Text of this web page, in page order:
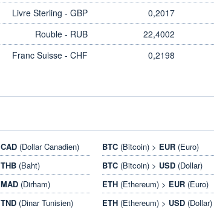
Livre Sterling - GBP 0,2017
Rouble - RUB 22,4002
Franc Suisse - CHF 0,2198
CAD(Dollar Canadien)
THB(Baht)
MAD(Dirham)
TND(Dinar Tunisien)
BTC (Bitcoin) > EUR (Euro)
BTC (Bitcoin) > USD (Dollar)
ETH (Ethereum) > EUR (Euro)
ETH (Ethereum) > USD (Dollar)